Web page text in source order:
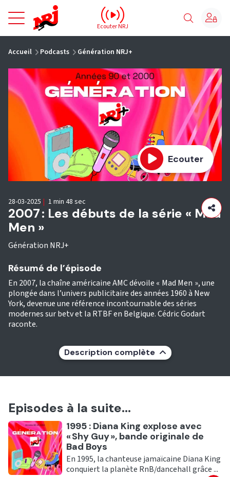
NRJ - Accueil
Ecouter NRJ
Accueil Podcasts Génération NRJ+
Ecouter
2007 : Les débuts de la série « Mad
Men »
Génération NRJ+
28-03-2025 | 1 min 48 sec
Résumé de l’épisode
En 2007, la chaîne américaine AMC dévoile « Mad Men », une
plongée dans l’univers publicitaire des années 1960 à New
York, devenue une référence incontournable des séries
modernes sur betv et la RTBF en Belgique. Cédric Godart
raconte.
Description complète
Episodes à la suite...
Ecouter
1995 : Diana King explose avec
« Shy Guy », bande originale de
Bad Boys
En 1995, la chanteuse jamaïcaine Diana King
conquiert la planète RnB/dancehall grâce ...